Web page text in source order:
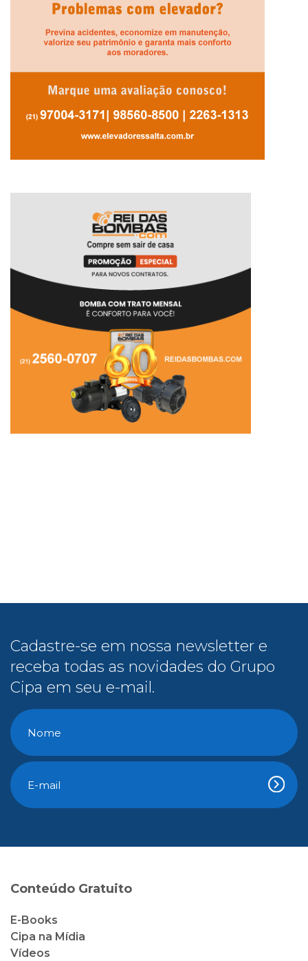
Cadastre-se em nossa newsletter e
receba todas as novidades do Grupo
Cipa em seu e-mail.
Conteúdo Gratuito
E-Books
Cipa na Mídia
Vídeos